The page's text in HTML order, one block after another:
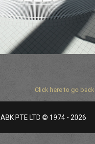
Click here to go
ABK PTE LTD © 1974 - 2026